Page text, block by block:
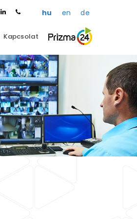
(+36 1) 371-1720
hu en de
Kapcsolat